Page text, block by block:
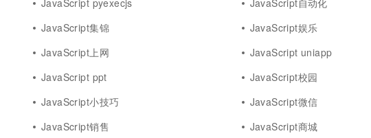
JavaScript pyexecjs
JavaScript自动化
JavaScript集锦
JavaScript娱乐
JavaScript上网
JavaScript uniapp
JavaScript ppt
JavaScript校园
JavaScript小技巧
JavaScript微信
JavaScript销售
JavaScript商城